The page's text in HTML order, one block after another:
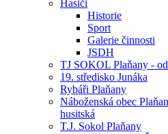
Hasiči
Historie
Sport
Galerie činnosti
JSDH
TJ SOKOL Plaňany -
19. středisko Junáka
Rybáři Plaňany
Náboženská obec
husitská
T.J. Sokol Plaňany